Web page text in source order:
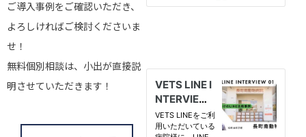
ご導入事例をご確認いただき、
よろしければご検討くださいま
せ！
無料個別相談は、小出が直接説
明させていただきます！